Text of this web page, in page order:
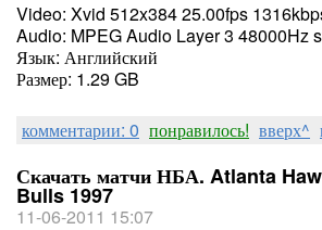
Video: Xvid 512x384 25.00fps
Audio: MPEG Audio Layer 3 48000Hz
Язык: Английский
Размер: 1.29 GB
комментарии: 0 понравилось! вверх^
Скачать матчи НБА. Atlanta
Bulls 1997
11-06-2011 15:07